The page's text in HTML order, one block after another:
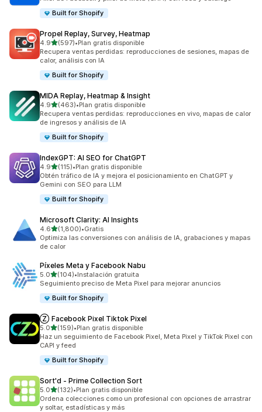
Built for Shopify
Propel Replay, Survey, Heatmap
4.9de 5 estrellas
(597)
597 reseñas en total
•Plan gratis disponible
Recupera ventas perdidas: reproducciones de sesiones, mapas de
calor, análisis con IA
Built for Shopify
MIDA Replay, Heatmap & Insight
4.9de 5 estrellas
(463)
463 reseñas en total
•Plan gratis disponible
Recupera ventas perdidas: reproducciones en vivo, mapas de calor
de ingresos y análisis de IA
Built for Shopify
IndexGPT: AI SEO for ChatGPT
4.9de 5 estrellas
(115)
115 reseñas en total
•Plan gratis disponible
Obtén tráfico de IA y mejora el posicionamiento en ChatGPT y
Gemini con SEO para LLM
Built for Shopify
Microsoft Clarity: AI Insights
4.6de 5 estrellas
(1,800)
1800 reseñas en total
•Gratis
Optimiza las conversiones con análisis de IA, grabaciones y mapas
de calor
Píxeles Meta y Facebook Nabu
5.0de 5 estrellas
(104)
104 reseñas en total
•Instalación gratuita
Seguimiento preciso de Meta Pixel para mejorar anuncios
Built for Shopify
Ⓩ Facebook Pixel Tiktok Pixel
5.0de 5 estrellas
(159)
159 reseñas en total
•Plan gratis disponible
Haz un seguimiento de Facebook Pixel, Meta Pixel y TikTok Pixel con
CAPI y feed
Built for Shopify
Sort'd ‑ Prime Collection Sort
5.0de 5 estrellas
(132)
132 reseñas en total
•Plan gratis disponible
Ordena colecciones como un profesional con opciones de arrastrar
y soltar, estadísticas y más